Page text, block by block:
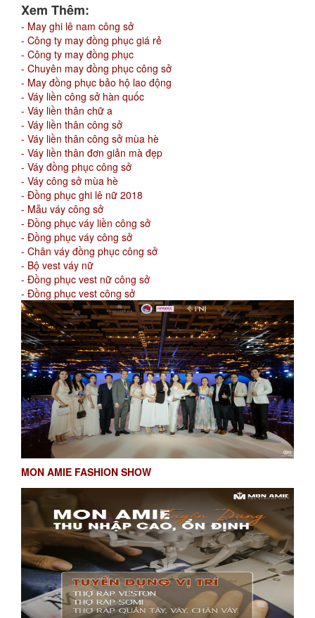
Xem Thêm:
- May ghi lê nam công sở
- Công ty may đồng phục giá rẻ
- Công ty may đồng phục
- Chuyên may đồng phục công sở
- May đồng phục bảo hộ lao động
- Váy liền công sở hàn quốc
- Váy liền thân chữ a
- Váy liền thân công sở
- Váy liền thân công sở mùa hè
- Váy liền thân đơn giản mà đẹp
- Váy đồng phục công sở
- Váy công sở mùa hè
- Đồng phục ghi lê nữ 2018
- Mẫu váy công sở
- Đồng phục váy liền công sở
- Đồng phục váy công sở
- Chân váy đồng phục công sở
- Bộ vest váy nữ
- Đồng phục vest nữ công sở
- Đồng phục vest công sở
MON AMIE FASHION SHOW